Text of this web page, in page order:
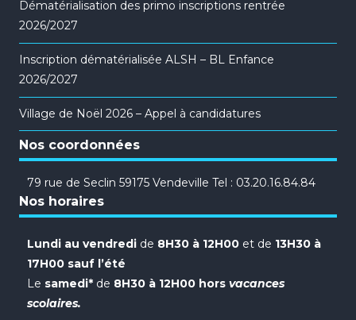
Dématérialisation des primo inscriptions rentrée
2026/2027
Inscription dématérialisée ALSH – BL Enfance
2026/2027
Village de Noël 2026 – Appel à candidatures
Nos coordonnées
79 rue de Seclin 59175 Vendeville Tel : 03.20.16.84.84
Nos horaires
Lundi au vendredi de 8H30 à 12H00 et de 13H30 à
17H00 sauf l’été
Le samedi* de 8H30 à 12H00 hors vacances
scolaires.